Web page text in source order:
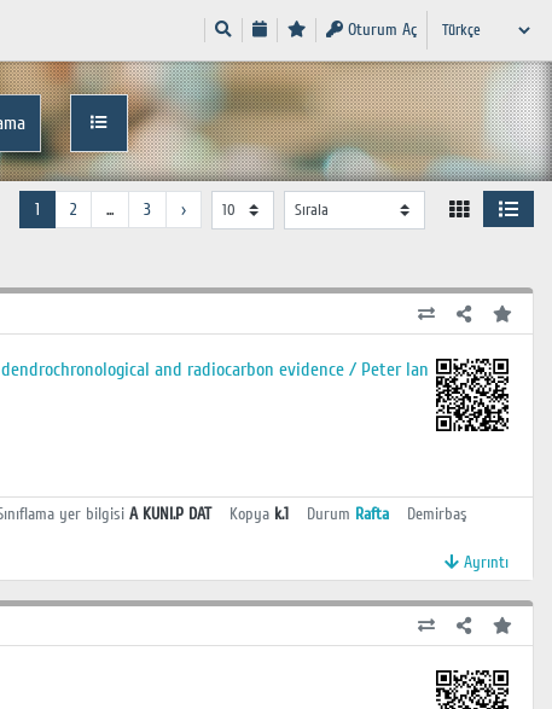
Oturum Aç
1 2 ... 3 ›
and radiocarbon evidence / Peter Ian
yer bilgisi A KUNI.P DAT Kopya k.1 Durum Rafta
Demirbaş
Ayrıntı